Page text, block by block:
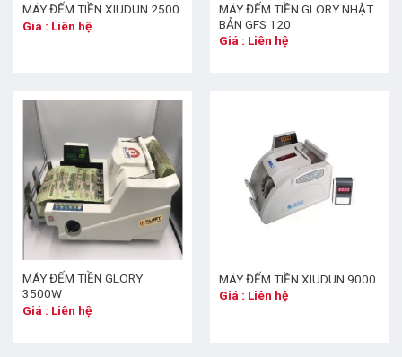
MÁY ĐẾM TIỀN XIUDUN 2500
Giá : Liên hệ
MÁY ĐẾM TIỀN GLORY NHẬT
BẢN GFS 120
Giá : Liên hệ
MÁY ĐẾM TIỀN GLORY
3500W
Giá : Liên hệ
MÁY ĐẾM TIỀN XIUDUN 9000
Giá : Liên hệ